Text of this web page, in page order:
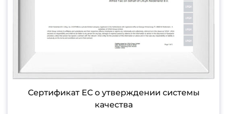
Сертификат ЕС о утверждении системы
качества